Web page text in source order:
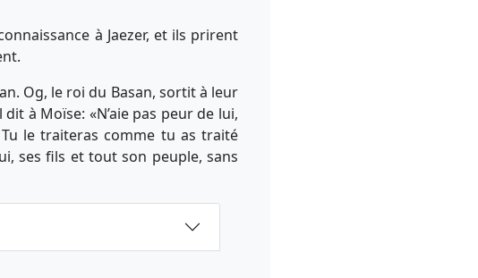
à Jaezer, et ils prirent
Og, le roi du Basan, sortit à leur
à Moïse: «N’aie pas peur de lui,
le traiteras comme tu as traité
ses fils et tout son peuple, sans